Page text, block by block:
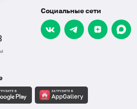
Социальные сети